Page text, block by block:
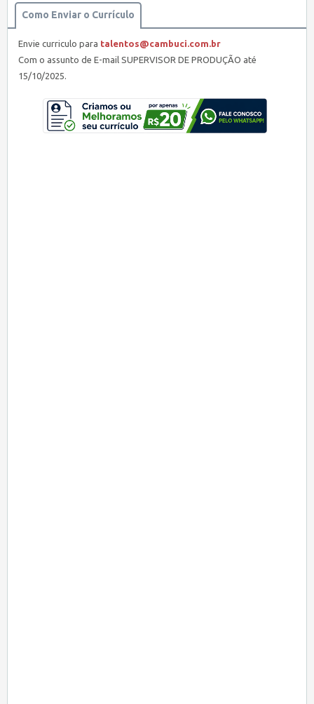
Como Enviar o Currículo
Envie curriculo para talentos@cambuci.com.br
Com o assunto de E-mail SUPERVISOR DE PRODUÇÃO até
15/10/2025.